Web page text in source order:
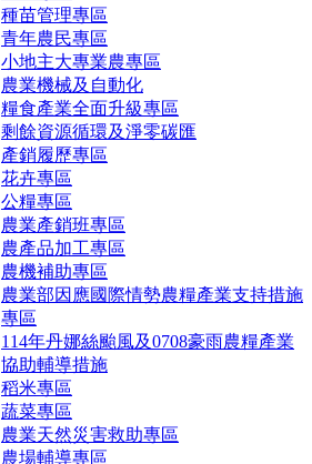
種苗管理專區
青年農民專區
小地主大專業農專區
農業機械及自動化
糧食產業全面升級專區
剩餘資源循環及淨零碳匯
產銷履歷專區
花卉專區
公糧專區
農業產銷班專區
農產品加工專區
農機補助專區
農業部因應國際情勢農糧產業支持措施
專區
114年丹娜絲颱風及0708豪雨農糧產業
協助輔導措施
稻米專區
蔬菜專區
農業天然災害救助專區
農場輔導專區